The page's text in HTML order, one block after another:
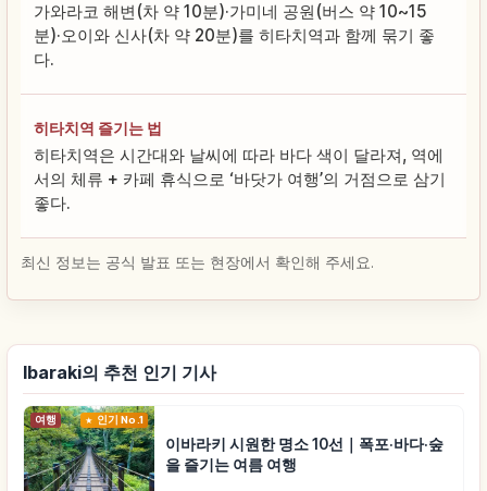
가와라코 해변(차 약 10분)·가미네 공원(버스 약 10~15
분)·오이와 신사(차 약 20분)를 히타치역과 함께 묶기 좋
다.
히타치역 즐기는 법
히타치역은 시간대와 날씨에 따라 바다 색이 달라져, 역에
서의 체류 + 카페 휴식으로 ‘바닷가 여행’의 거점으로 삼기
좋다.
최신 정보는 공식 발표 또는 현장에서 확인해 주세요.
Ibaraki의 추천 인기 기사
여행 인기 No.1
이바라키 시원한 명소 10선｜폭포·바다·숲
을 즐기는 여름 여행